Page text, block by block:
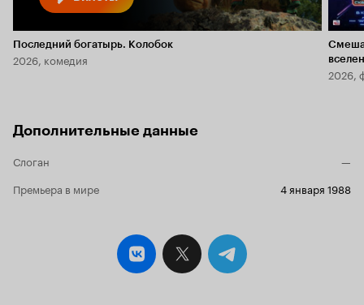
Последний богатырь. Колобок
2026, комедия
2026,
Дополнительные данные
Слоган
—
Премьера в мире
4 января 1988